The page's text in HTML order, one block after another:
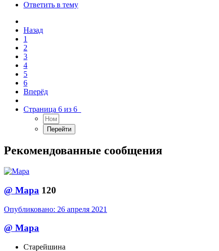
Ответить в тему
Назад
1
2
3
4
5
6
Вперёд
Страница 6 из 6
Рекомендованные сообщения
@ Мара 120
Опубликовано: 26 апреля 2021
@ Мара
Старейшина